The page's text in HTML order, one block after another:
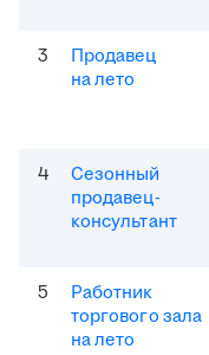
3
Продавец
на лето
4
Сезонный
продавец-
консультант
5
Работник
торгового зала
на лето